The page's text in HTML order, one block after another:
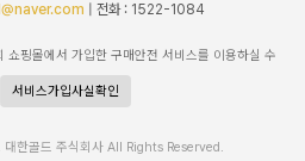
| 전화 : 1522-1084
쇼핑몰에서 가입한 구매안전 서비스를 이용하실 수
서비스가입사실확인
한골드 주식회사 All Rights Reserved.